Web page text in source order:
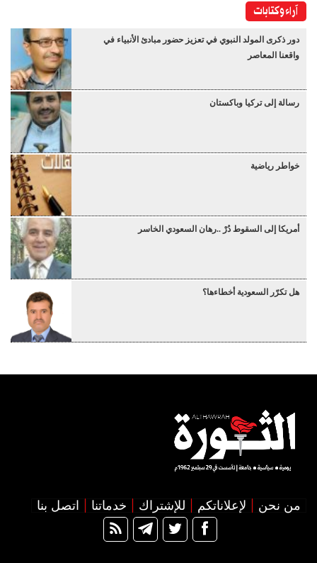
آراء وكتابات
دور ذكرى المولد النبوي في تعزيز حضور مبادئ الأنبياء في
واقعنا المعاصر
رسالة إلى تركيا وباكستان
خواطر رياضية
أمريكا إلى السقوط دُرْ ..رهان السعودي الخاسر
هل تكرّر السعودية أخطاءها؟
من نحن لإعلاناتكم للإشتراك خدماتنا اتصل بنا